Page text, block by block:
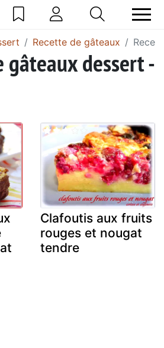
Recette de gâteaux
gâteaux dessert -
Clafoutis aux fruits
rouges et nougat
tendre